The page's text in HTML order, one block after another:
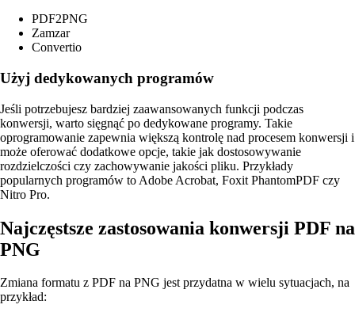
PDF2PNG
Zamzar
Convertio
Użyj dedykowanych programów
Jeśli potrzebujesz bardziej zaawansowanych funkcji podczas
konwersji, warto sięgnąć po dedykowane programy. Takie
oprogramowanie zapewnia większą kontrolę nad procesem konwersji i
może oferować dodatkowe opcje, takie jak dostosowywanie
rozdzielczości czy zachowywanie jakości pliku. Przykłady
popularnych programów to Adobe Acrobat, Foxit PhantomPDF czy
Nitro Pro.
Najczęstsze zastosowania konwersji PDF na
PNG
Zmiana formatu z PDF na PNG jest przydatna w wielu sytuacjach, na
przykład: